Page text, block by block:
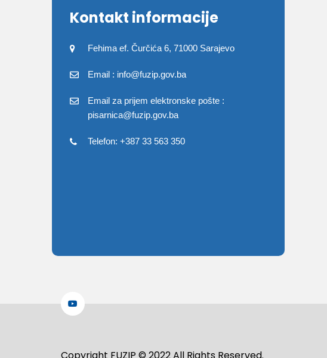
Kontakt informacije
Fehima ef. Čurčića 6, 71000 Sarajevo
Email : info@fuzip.gov.ba
Email za prijem elektronske pošte :
pisarnica@fuzip.gov.ba
Telefon: +387 33 563 350